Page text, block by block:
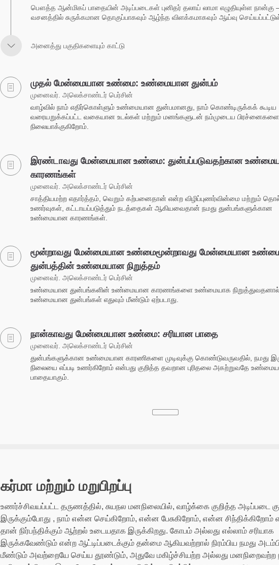
பௌத்த ஆன்மிகப் பாதையின் அடிப்படைகள் புனிதர் தலாய் லாமா எழுதியுள்ள நான்கு –
வசனத்தில் சுருக்கமான தொகுப்பாகவும் ஆழ்ந்த விளக்கமாகவும் ஆய்வு
அனைத்து பகுதிகளையும் காட்டு
முதல் மேன்மையான உண்மை: உண்மையான துன்பம்
முனைவர். அலெக்சாண்டர் பெர்சின்
வாழ்வில் நாம் எதிர்கொள்ளும் உண்மையான துன்பமானது, நாம் கொண்டிருக்கக் கூடிய
வரையறுக்கப்பட்ட வகையான உடல்கள் மற்றும் மனங்களுடன் நம்முடைய பிரச்னைகளை
நிலையாக்குகிறோம்.
இரண்டாவது மேன்மையான உண்மை: துன்பப்படுவதற்கான
காரணங்கள்
முனைவர். அலெக்சாண்டர் பெர்சின்
சாத்தியமற்ற எதார்த்தம், வெறும் கற்பனைதான் என்ற விழிப்புணர்வின்மை மற்றும்
உணர்வுகள், கட்டாயப்படுத்தும் நடத்தைகள் ஆகியவைதான் நமது துன்பங்களுக்கான
உண்மையான காரணங்கள்.
மூன்றாவது மேன்மையான உண்மைமூன்றாவது மேன்மையான
துன்பத்தின் உண்மையான நிறுத்தம்
முனைவர். அலெக்சாண்டர் பெர்சின்
உண்மையான துன்பங்களின் உண்மையான காரணங்களை உண்மையாக
உண்மையான துன்பங்கள் எதுவும் மீண்டும் ஏற்படாது.
நான்காவது மேன்மையான உண்மை: சரியான பாதை
முனைவர். அலெக்சாண்டர் பெர்சின்
துன்பங்களுக்கான உண்மையான காரணிகளை முடிவுக்கு கொண்டுவருவதில், நமது
நிலையை எப்படி உணர்கிறோம் என்பது குறித்த தவறான புரிதலை அகற்றுவதே
பாதையாகும்.
கர்மா மற்றும் மறுபிறப்பு
உணர்ச்சிவயப்பட்ட தருணத்தில், சுயநல மனநிலையில், வாழ்க்கை குறித்த அடிப்படை
இருக்கும்போது , நாம் என்ன செய்கிறோம், என்ன பேசுகிறோம், என்ன சிந்திக்கிறோம்
தான் நிர்பந்திக்கும் ஆற்றல் உடையதாக இருக்கிறது. கோபம் அல்லது எல்லாம் சரியாக
இருக்கவேண்டும் என்ற ஆட்டிப்படைக்கும் தன்மை ஆகியவற்றால் நிரம்பிய நமது
மீண்டும் அவற்றையே செய்ய தூண்டும், அதுவே மகிழ்ச்சியற்ற அல்லது மனநிறைவற்ற